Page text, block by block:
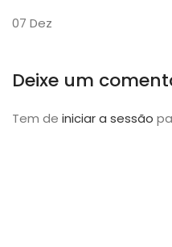
07 Dez
Deixe um
Tem de iniciar a sessão